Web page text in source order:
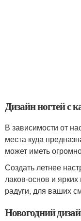
Дизайн ногтей с
В зависимости от
места куда
может иметь
Создать летнее
лаков-основ и
радуги, для ваших
Новогодний